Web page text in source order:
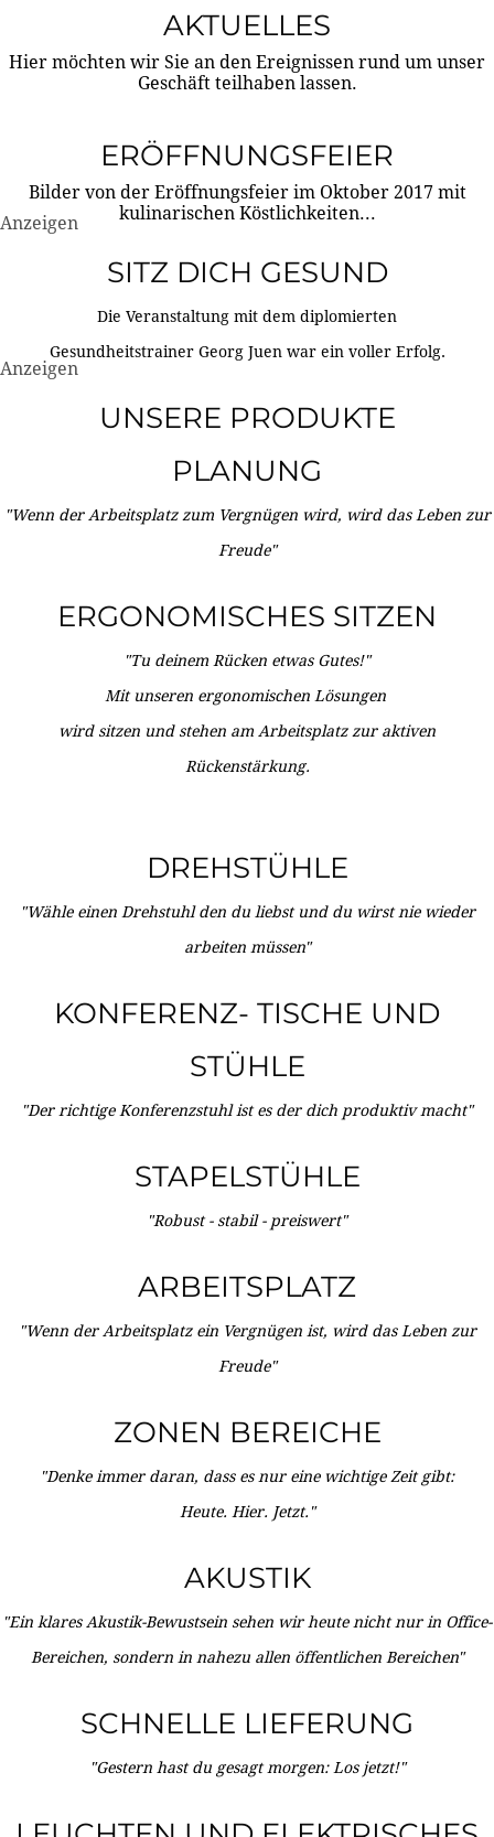
AKTUELLES
Hier möchten wir Sie an den Ereignissen rund um unser
Geschäft teilhaben lassen.
ERÖFFNUNGSFEIER
Bilder von der Eröffnungsfeier im Oktober 2017 mit
kulinarischen Köstlichkeiten...
Anzeigen
SITZ DICH GESUND
Die Veranstaltung mit dem diplomierten
Gesundheitstrainer Georg Juen war ein voller Erfolg.
Anzeigen
UNSERE PRODUKTE
PLANUNG
"Wenn der Arbeitsplatz zum Vergnügen wird, wird das Leben zur
Freude"
ERGONOMISCHES SITZEN
"Tu deinem Rücken etwas Gutes!"
Mit unseren ergonomischen Lösungen
wird sitzen und stehen am Arbeitsplatz zur aktiven
Rückenstärkung.
DREHSTÜHLE
"Wähle einen Drehstuhl den du liebst und du wirst nie wieder
arbeiten müssen"
KONFERENZ- TISCHE UND
STÜHLE
"Der richtige Konferenzstuhl ist es der dich produktiv macht"
STAPELSTÜHLE
"Robust - stabil - preiswert"
ARBEITSPLATZ
"Wenn der Arbeitsplatz ein Vergnügen ist, wird das Leben zur
Freude"
ZONEN BEREICHE
"Denke immer daran, dass es nur eine wichtige Zeit gibt:
Heute. Hier. Jetzt."
AKUSTIK
"Ein klares Akustik-Bewustsein sehen wir heute nicht nur in Office-
Bereichen, sondern in nahezu allen öffentlichen Bereichen"
SCHNELLE LIEFERUNG
"Gestern hast du gesagt morgen: Los jetzt!"